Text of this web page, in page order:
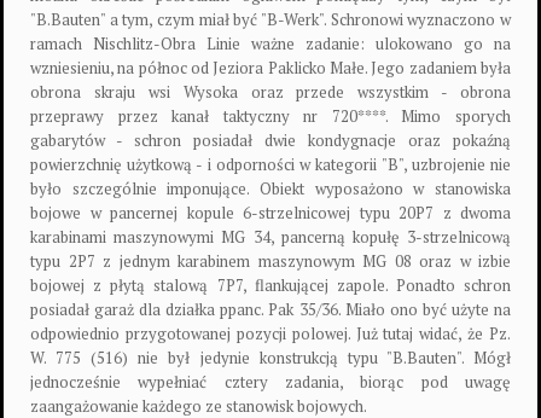
"B.Bauten" a tym, czym miał być "B-Werk". Schronowi wyznaczono w
ramach Nischlitz-Obra Linie ważne zadanie: ulokowano go na
wzniesieniu, na północ od Jeziora Paklicko Małe. Jego zadaniem była
obrona skraju wsi Wysoka oraz przede wszystkim - obrona
przeprawy przez kanał taktyczny nr 720****. Mimo sporych
gabarytów - schron posiadał dwie kondygnacje oraz pokaźną
powierzchnię użytkową - i odporności w kategorii "B", uzbrojenie nie
było szczególnie imponujące. Obiekt wyposażono w stanowiska
bojowe w pancernej kopule 6-strzelnicowej typu 20P7 z dwoma
karabinami maszynowymi MG 34, pancerną kopułę 3-strzelnicową
typu 2P7 z jednym karabinem maszynowym MG 08 oraz w izbie
bojowej z płytą stalową 7P7, flankującej zapole. Ponadto schron
posiadał garaż dla działka ppanc. Pak 35/36. Miało ono być użyte na
odpowiednio przygotowanej pozycji polowej. Już tutaj widać, że Pz.
W. 775 (516) nie był jedynie konstrukcją typu "B.Bauten". Mógł
jednocześnie wypełniać cztery zadania, biorąc pod uwagę
zaangażowanie każdego ze stanowisk bojowych.